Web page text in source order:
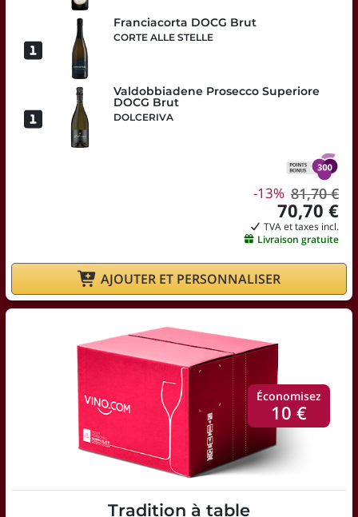
Franciacorta DOCG Brut
CORTE ALLE STELLE
Valdobbiadene Prosecco Superiore
DOCG Brut
DOLCERIVA
-13% 81,70 €
70,70 €
TVA et taxes incl.
Livraison gratuite
AJOUTER ET PERSONNALISER
Économisez
10 €
Tradition à table